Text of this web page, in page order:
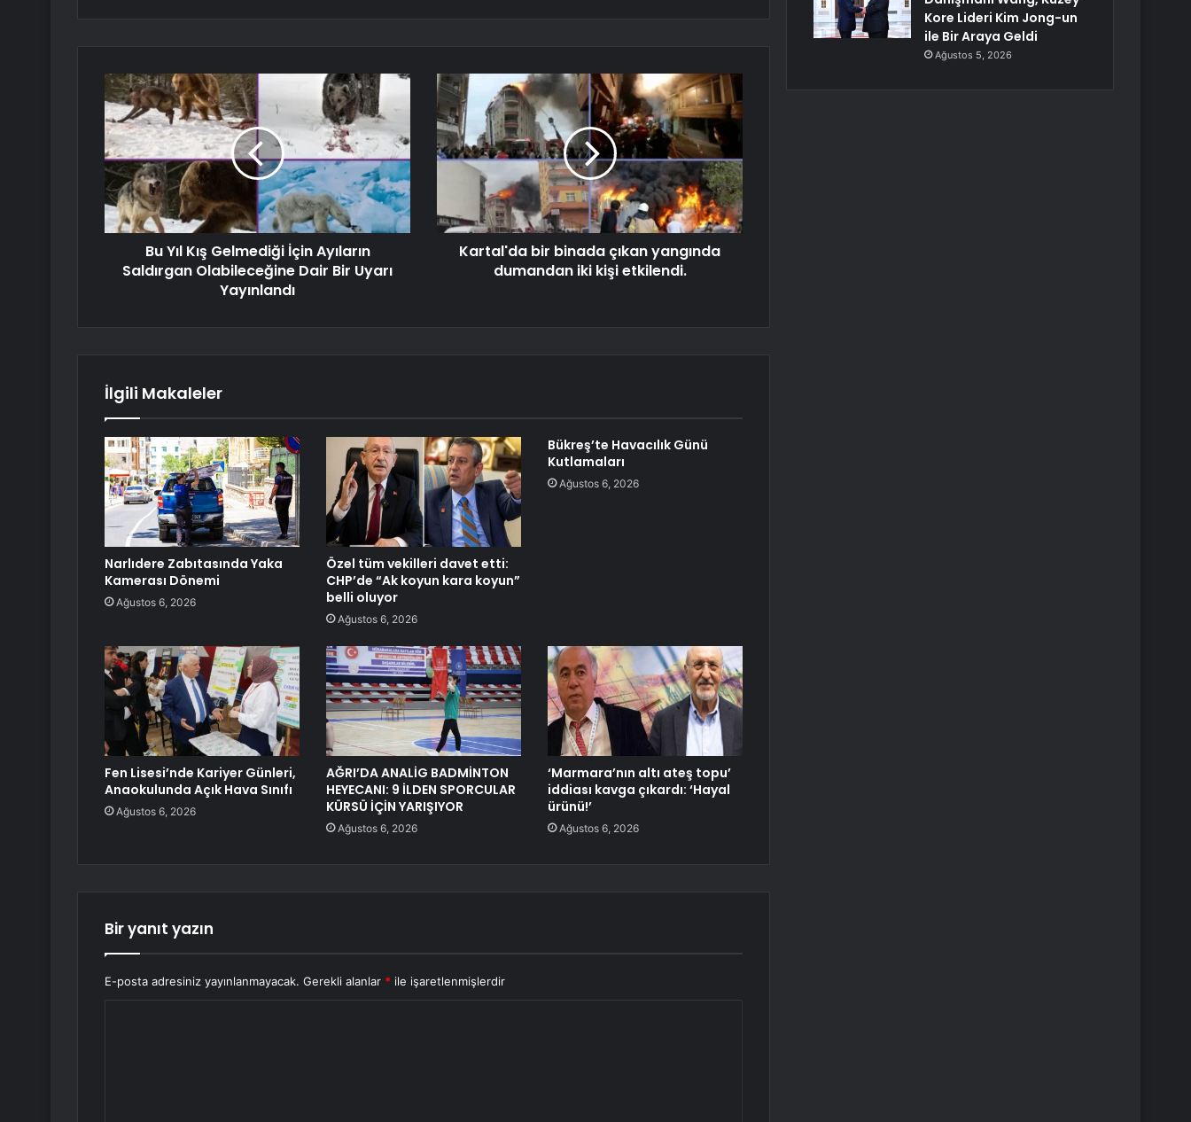
Bu Yıl Kış Gelmediği İçin Ayıların
Saldırgan Olabileceğine Dair Bir Uyarı
Yayınlandı
Kartal'da bir binada çıkan yangında
dumandan iki kişi etkilendi.
İlgili Makaleler
Narlıdere Zabıtasında Yaka
Kamerası Dönemi
Ağustos 6, 2026
Özel tüm vekilleri davet etti:
CHP’de “Ak koyun kara koyun”
belli oluyor
Ağustos 6, 2026
Bükreş’te Havacılık Günü
Kutlamaları
Ağustos 6, 2026
Fen Lisesi’nde Kariyer Günleri,
Anaokulunda Açık Hava Sınıfı
Ağustos 6, 2026
AĞRI’DA ANALİG BADMİNTON
HEYECANI: 9 İLDEN SPORCULAR
KÜRSÜ İÇİN YARIŞIYOR
Ağustos 6, 2026
‘Marmara’nın altı ateş topu’
iddiası kavga çıkardı: ‘Hayal
ürünü!’
Ağustos 6, 2026
Bir yanıt yazın
E-posta adresiniz yayınlanmayacak. Gerekli alanlar * ile işaretlenmişlerdir
Kore Lideri Kim Jong-un
ile Bir Araya Geldi
Ağustos 5, 2026